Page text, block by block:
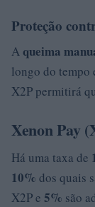
Proteção
A queima
longo do tempo
X2P permitirá
Xenon Pay
Há uma taxa de
10% dos quais
X2P e 5% são